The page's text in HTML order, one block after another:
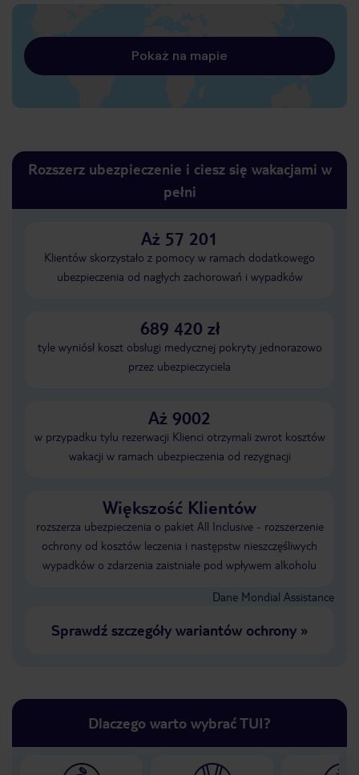
Pokaż na mapie
Rozszerz ubezpieczenie i ciesz się wakacjami w
pełni
Aż 57 201
Klientów skorzystało z pomocy w ramach dodatkowego
ubezpieczenia od nagłych zachorowań i wypadków
689 420 zł
tyle wyniósł koszt obsługi medycznej pokryty jednorazowo
przez ubezpieczyciela
Aż 9002
w przypadku tylu rezerwacji Klienci otrzymali zwrot kosztów
wakacji w ramach ubezpieczenia od rezygnacji
Większość Klientów
rozszerza ubezpieczenia o pakiet All Inclusive - rozszerzenie
ochrony od kosztów leczenia i następstw nieszczęśliwych
wypadków o zdarzenia zaistniałe pod wpływem alkoholu
Dane Mondial Assistance
Sprawdź szczegóły wariantów ochrony»
Dlaczego warto wybrać TUI?